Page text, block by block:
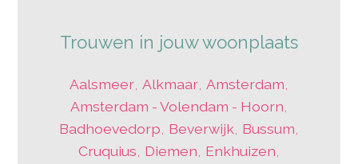
Trouwen in jouw woonplaats
Aalsmeer, Alkmaar, Amsterdam
Amsterdam - Volendam - Hoorn
Badhoevedorp Beverwijk Bussum
Cruquius Diemen Enkhuizen